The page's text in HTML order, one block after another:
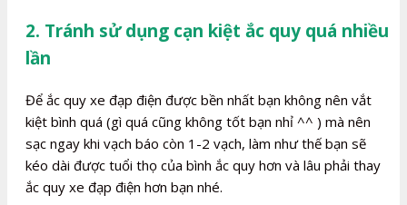
2. Tránh sử dụng cạn kiệt ắc quy quá nhiều
lần
Để ắc quy xe đạp điện được bền nhất bạn không nên vắt
kiệt bình quá (gì quá cũng không tốt bạn nhỉ ^^ ) mà nên
sạc ngay khi vạch báo còn 1-2 vạch, làm như thế bạn sẽ
kéo dài được tuổi thọ của bình ắc quy hơn và lâu phải thay
ắc quy xe đạp điện hơn bạn nhé.